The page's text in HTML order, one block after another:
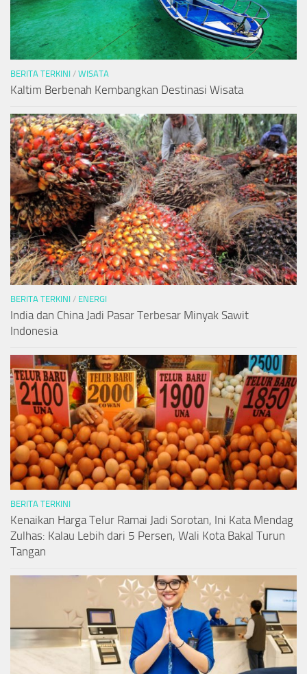
BERITA TERKINI / WISATA
Kaltim Berbenah Kembangkan Destinasi Wisata
BERITA TERKINI / ENERGI
India dan China Jadi Pasar Terbesar Minyak Sawit
Indonesia
BERITA TERKINI
Kenaikan Harga Telur Ramai Jadi Sorotan, Ini Kata Mendag
Zulhas: Kalau Lebih dari 5 Persen, Wali Kota Bakal Turun
Tangan